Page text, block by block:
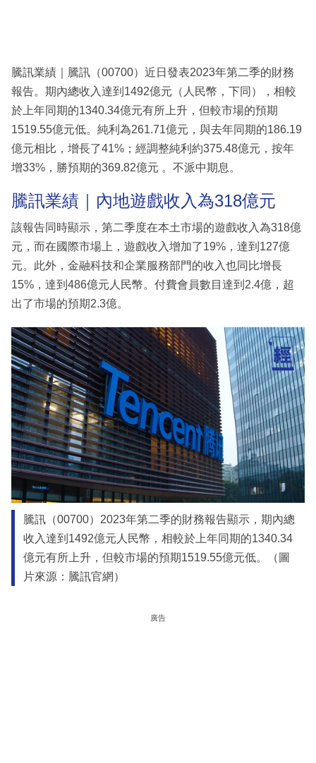
區
騰訊業績｜騰訊（00700）近日發表2023年第二季的財務
報告。期內總收入達到1492億元（人民幣，下同），相較
於上年同期的1340.34億元有所上升，但較市場的預期
1519.55億元低。純利為261.71億元，與去年同期的186.19
億元相比，增長了41%；經調整純利約375.48億元，按年
增33%，勝預期的369.82億元 。不派中期息。
騰訊業績｜內地遊戲收入為318億元
該報告同時顯示，第二季度在本土市場的遊戲收入為318億
元，而在國際市場上，遊戲收入增加了19%，達到127億
元。此外，金融科技和企業服務部門的收入也同比增長
15%，達到486億元人民幣。付費會員數目達到2.4億，超
出了市場的預期2.3億。
騰訊（00700）2023年第二季的財務報告顯示，期內總
收入達到1492億元人民幣，相較於上年同期的1340.34
億元有所上升，但較市場的預期1519.55億元低。（圖
片來源：騰訊官網）
廣告